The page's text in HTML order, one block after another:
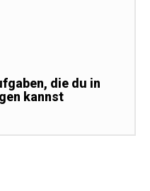
die du in
kannst